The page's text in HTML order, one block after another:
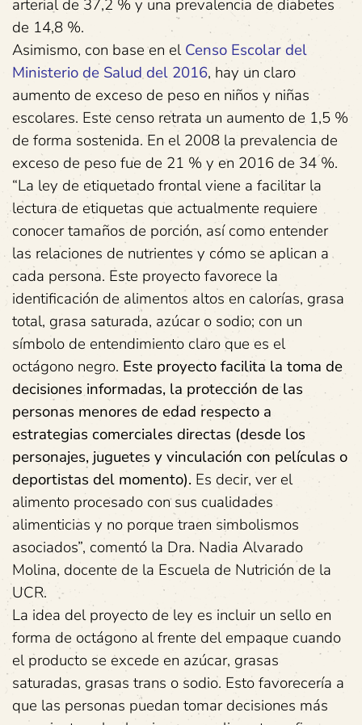
arterial de 37,2 % y una prevalencia de diabetes
de 14,8 %.
Asimismo, con base en elCenso Escolar del
Ministerio de Salud del 2016, hay un claro
aumento de exceso de peso en niños y niñas
escolares. Este censo retrata un aumento de 1,5 %
de forma sostenida. En el 2008 la prevalencia de
exceso de peso fue de 21 % y en 2016 de 34 %.
“La ley de etiquetado frontal viene a facilitar la
lectura de etiquetas que actualmente requiere
conocer tamaños de porción, así como entender
las relaciones de nutrientes y cómo se aplican a
cada persona. Este proyecto favorece la
identificación de alimentos altos en calorías, grasa
total, grasa saturada, azúcar o sodio; con un
símbolo de entendimiento claro que es el
octágono negro. Este proyecto facilita la toma de
decisiones informadas, la protección de las
personas menores de edad respecto a
estrategias comerciales directas (desde los
personajes, juguetes y vinculación con películas o
deportistas del momento). Es decir, ver el
alimento procesado con sus cualidades
alimenticias y no porque traen simbolismos
asociados”, comentó la Dra. Nadia Alvarado
Molina, docente de la Escuela de Nutrición de la
UCR.
La idea del proyecto de ley es incluir un sello en
forma de octágono al frente del empaque cuando
el producto se excede en azúcar, grasas
saturadas, grasas trans o sodio. Esto favorecería a
que las personas puedan tomar decisiones más